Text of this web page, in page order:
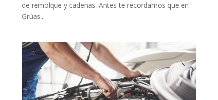
de remolque y cadenas. Antes te recordamos que en
Grúas...